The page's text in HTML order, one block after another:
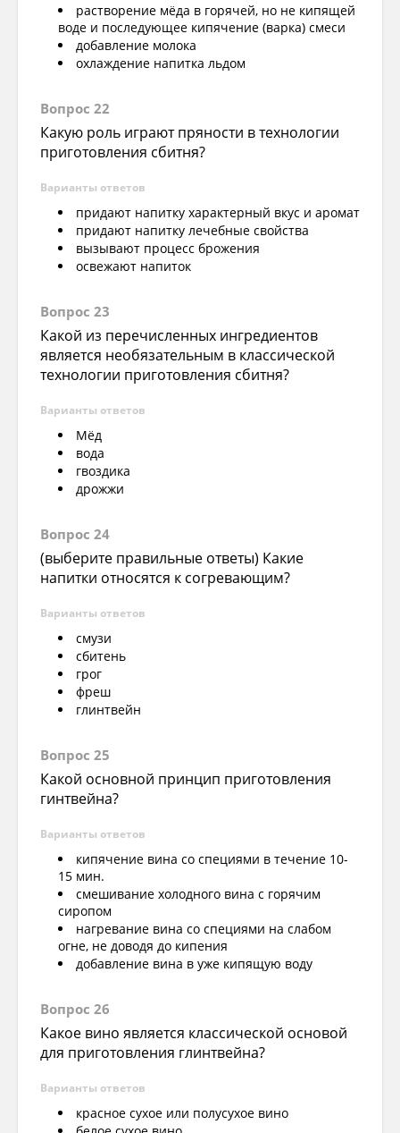
растворение мёда в горячей, но не кипящей
воде и последующее кипячение (варка) смеси
добавление молока
охлаждение напитка льдом
Вопрос 22
Какую роль играют пряности в технологии
приготовления сбитня?
Варианты ответов
придают напитку характерный вкус и аромат
придают напитку лечебные свойства
вызывают процесс брожения
освежают напиток
Вопрос 23
Какой из перечисленных ингредиентов
является необязательным в классической
технологии приготовления сбитня?
Варианты ответов
Мёд
вода
гвоздика
дрожжи
Вопрос 24
(выберите правильные ответы) Какие
напитки относятся к согревающим?
Варианты ответов
смузи
сбитень
грог
фреш
глинтвейн
Вопрос 25
Какой основной принцип приготовления
гинтвейна?
Варианты ответов
кипячение вина со специями в течение 10-
15 мин.
смешивание холодного вина с горячим
сиропом
нагревание вина со специями на слабом
огне, не доводя до кипения
добавление вина в уже кипящую воду
Вопрос 26
Какое вино является классической основой
для приготовления глинтвейна?
Варианты ответов
красное сухое или полусухое вино